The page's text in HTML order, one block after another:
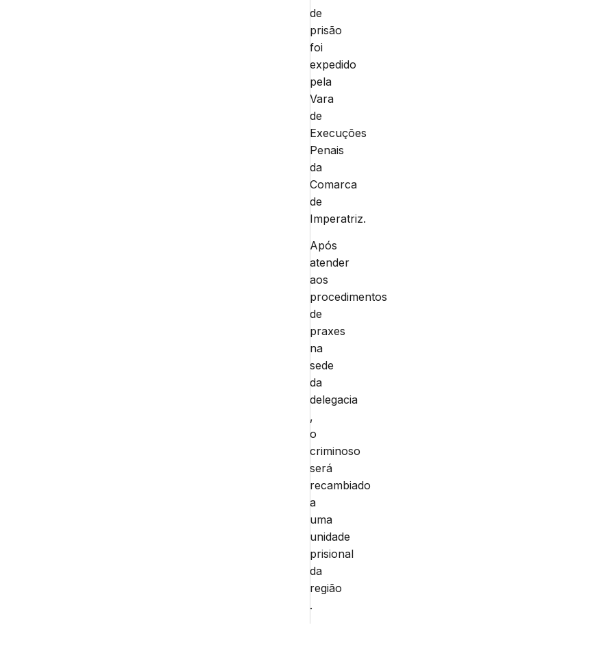
de
prisão
foi
expedido
pela
Vara
de
Execuções
Penais
da
Comarca
de
Imperatriz.
Após
atender
aos
procedimentos
de
praxes
na
sede
da
delegacia
,
o
criminoso
será
recambiado
a
uma
unidade
prisional
da
região
.